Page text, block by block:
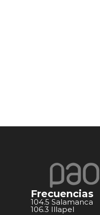
Frecuencias
104.5 Salamanca
106.3 Illapel